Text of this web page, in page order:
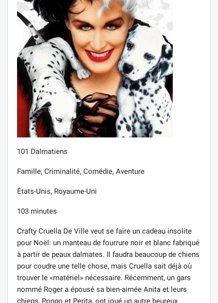
101 Dalmatiens
Famille, Criminalité, Comédie, Aventure
États-Unis, Royaume-Uni
103 minutes
Crafty Cruella De Ville veut se faire un cadeau insolite
pour Noël: un manteau de fourrure noir et blanc fabriqué
à partir de peaux dalmates. Il faudra beaucoup de chiens
pour coudre une telle chose, mais Cruella sait déjà où
trouver le «matériel» nécessaire. Récemment, un gars
nommé Roger a épousé sa bien-aimée Anita et leurs
chiens, Pongo et Perita, ont joué un autre heureux